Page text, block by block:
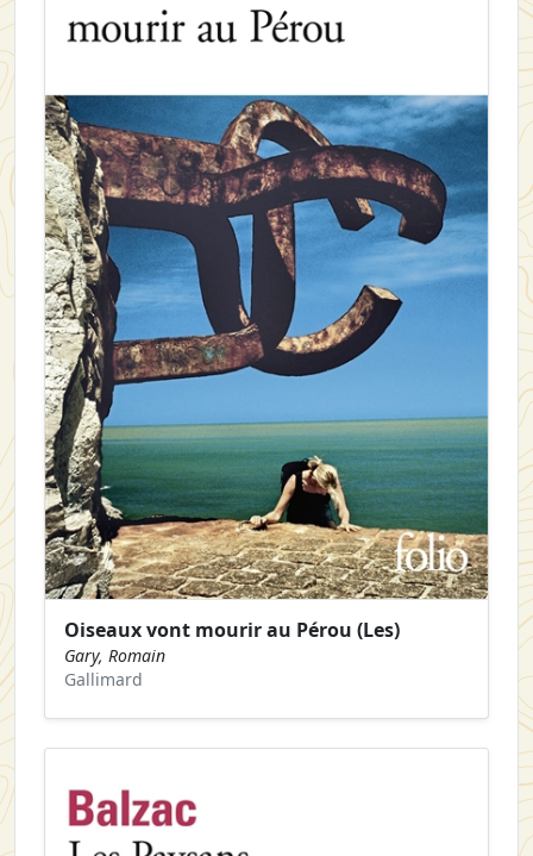
Oiseaux vont mourir au Pérou (Les)
Gary, Romain
Gallimard